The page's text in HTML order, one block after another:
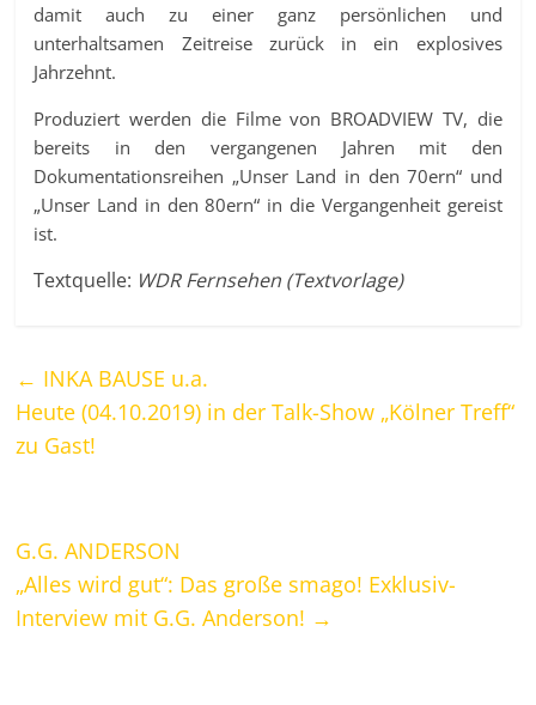
damit auch zu einer ganz persönlichen und
unterhaltsamen Zeitreise zurück in ein explosives
Jahrzehnt.
Produziert werden die Filme von BROADVIEW TV, die
bereits in den vergangenen Jahren mit den
Dokumentationsreihen „Unser Land in den 70ern“ und
„Unser Land in den 80ern“ in die Vergangenheit gereist
ist.
Textquelle: WDR Fernsehen (Textvorlage)
← INKA BAUSE u.a.
Heute (04.10.2019) in der Talk-Show „Kölner Treff“
zu Gast!
G.G. ANDERSON
„Alles wird gut“: Das große smago! Exklusiv-
Interview mit G.G. Anderson! →